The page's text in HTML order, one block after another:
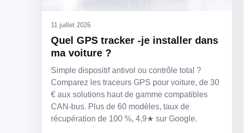
11 juillet 2026
Quel GPS tracker -je installer dans
ma voiture ?
Simple dispositif antivol ou contrôle total ?
Comparez les traceurs GPS pour voiture, de 30
€ aux solutions haut de gamme compatibles
CAN-bus. Plus de 60 modèles, taux de
récupération de 100 %, 4,9★ sur Google.